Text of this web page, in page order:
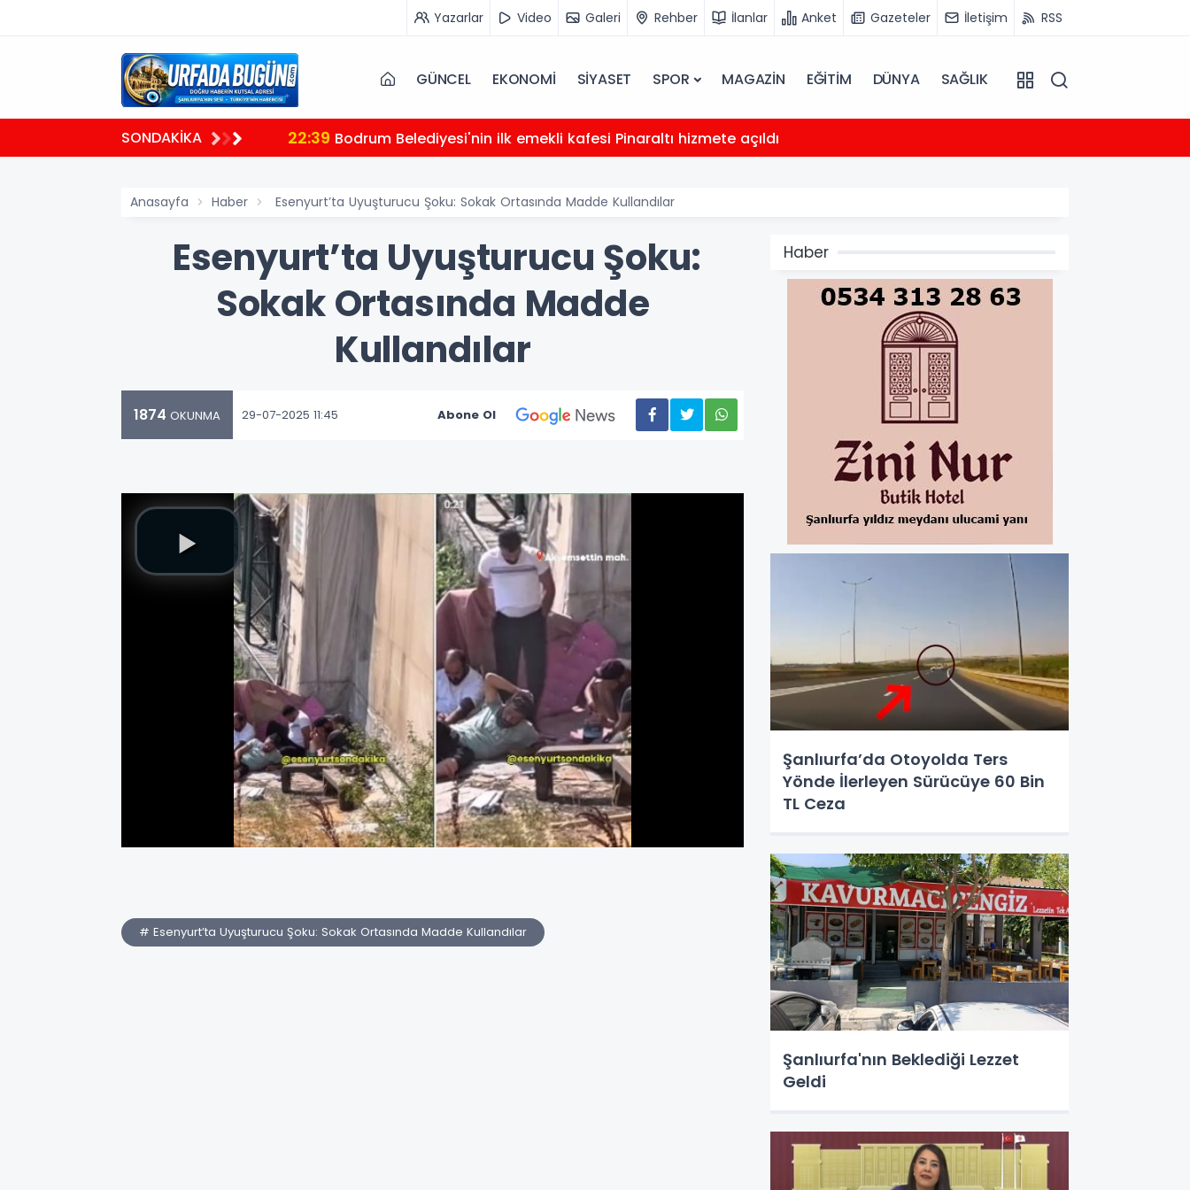
Yazarlar Video Galeri Rehber İlanlar Anket Gazeteler İletişim RSS
GÜNCEL EKONOMİ SİYASET SPOR MAGAZİN EĞİTİM DÜNYA SAĞLIK
SONDAKİKA 22:39 Bodrum Belediyesi'nin ilk emekli kafesi Pinaraltı hizmete açıldı
Anasayfa Haber Esenyurt’ta Uyuşturucu Şoku: Sokak Ortasında Madde Kullandılar
Esenyurt’ta Uyuşturucu Şoku:
Sokak Ortasında Madde
Kullandılar
1874 OKUNMA 29-07-2025 11:45 Abone Ol
# Esenyurt’ta Uyuşturucu Şoku: Sokak Ortasında Madde Kullandılar
Haber
Şanlıurfa’da Otoyolda Ters
Yönde İlerleyen Sürücüye 60 Bin
TL Ceza
Şanlıurfa'nın Beklediği Lezzet
Geldi